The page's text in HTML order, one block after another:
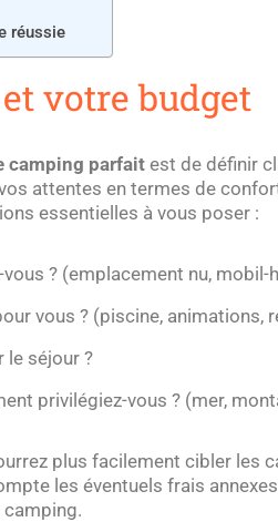
réussie
votre budget
camping parfait est de définir
attentes en termes de
essentielles à vous poser :
? (emplacement nu, mobil-
vous ? (piscine, animations,
le séjour ?
privilégiez-vous ? (mer,
plus facilement cibler les
les éventuels frais
camping.